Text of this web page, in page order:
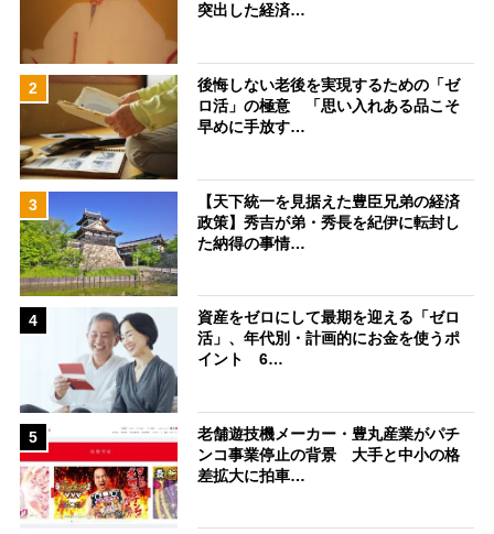
突出した経済…
2
後悔しない老後を実現するための「ゼ
ロ活」の極意 「思い入れある品こそ
早めに手放す…
3
【天下統一を見据えた豊臣兄弟の経済
政策】秀吉が弟・秀長を紀伊に転封し
た納得の事情…
4
資産をゼロにして最期を迎える「ゼロ
活」、年代別・計画的にお金を使うポ
イント 6…
5
老舗遊技機メーカー・豊丸産業がパチ
ンコ事業停止の背景 大手と中小の格
差拡大に拍車…